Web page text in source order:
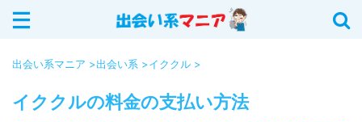
サイト内を検索する
出会い系マニア >出会い系 >イククル >
イククルの料金の支払い方法